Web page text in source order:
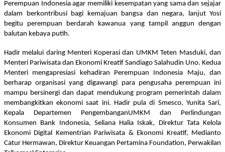
Perempuan Indonesia agar memiliki kesempatan yang sama dan sejajar
dalam berkontribusi bagi kemajuan bangsa dan negara, lanjut Yosi
begitu perempuan berdarah kawanua yang tampil anggun dengan
balutan kebaya putih.
Hadir melalui daring Menteri Koperasi dan UMKM Teten Masduki, dan
Menteri Pariwisata dan Ekonomi Kreatif Sandiago Salahudin Uno. Kedua
Menteri mengapresiasi kehadiran Perempuan Indonesia Maju, dan
berharap organisasi yang digawangi para pengusaha perempuan ini
mampu bersinergi dan dapat mendukung program pemerintah dalam
membangkitkan ekonomi saat ini. Hadir pula di Smesco, Yunita Sari,
Kepala Departemen PengembanganUMKM dan Perlindungan
Konsumen Bank Indonesia, Seliana Halia Iskak, Direktur Tata Kelola
Ekonomi Digital Kementrian Pariwisata & Ekonomi Kreatif, Medianto
Catur Hermawan, Direktur Keuangan Pertamina Foundation, Perwakilan